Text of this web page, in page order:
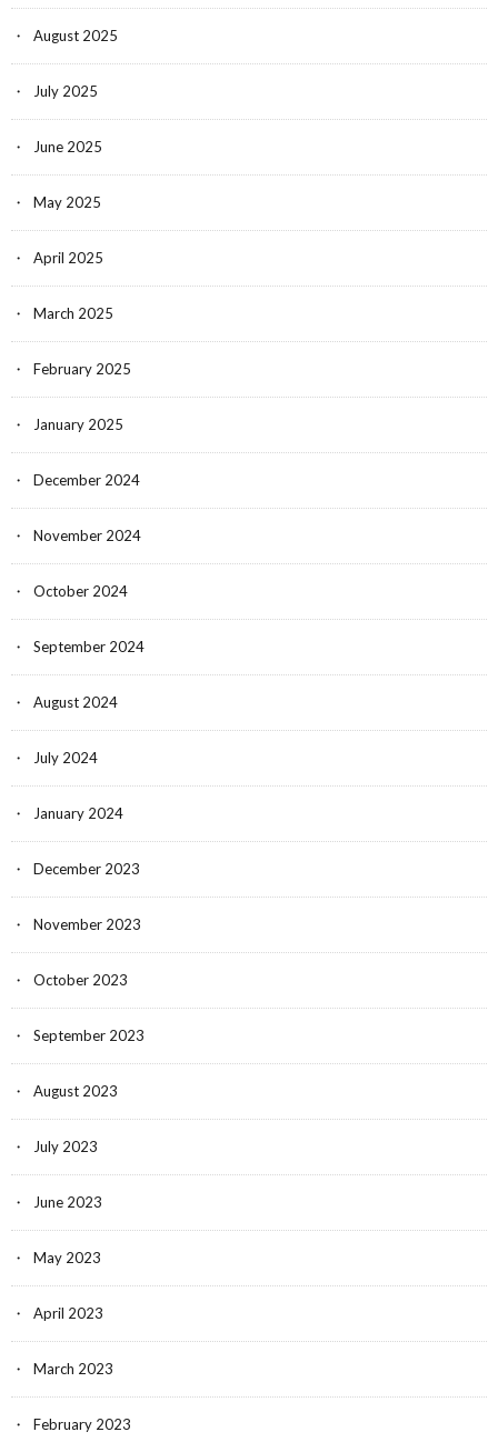
August 2025
July 2025
June 2025
May 2025
April 2025
March 2025
February 2025
January 2025
December 2024
November 2024
October 2024
September 2024
August 2024
July 2024
January 2024
December 2023
November 2023
October 2023
September 2023
August 2023
July 2023
June 2023
May 2023
April 2023
March 2023
February 2023